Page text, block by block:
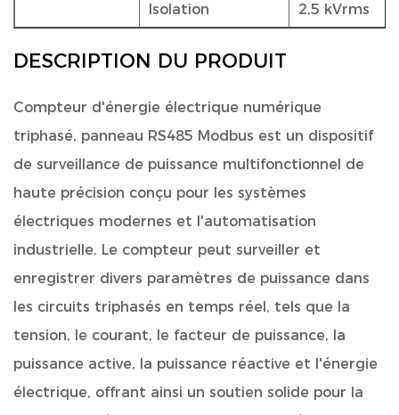
Isolation 2,5 kVrms
DESCRIPTION DU PRODUIT
Compteur d'énergie électrique numérique
triphasé, panneau RS485 Modbus est un dispositif
de surveillance de puissance multifonctionnel de
haute précision conçu pour les systèmes
électriques modernes et l'automatisation
industrielle. Le compteur peut surveiller et
enregistrer divers paramètres de puissance dans
les circuits triphasés en temps réel, tels que la
tension, le courant, le facteur de puissance, la
puissance active, la puissance réactive et l'énergie
électrique, offrant ainsi un soutien solide pour la